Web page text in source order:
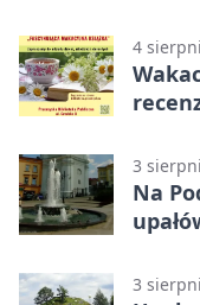
4
3
Na
3